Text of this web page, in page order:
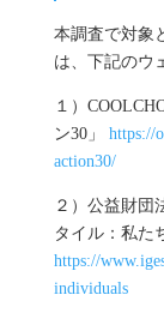
本調査で対象
は、下記のウ
１）
ン30」 https://
action30/
２）公益財団
タイル：私た
https://
individuals